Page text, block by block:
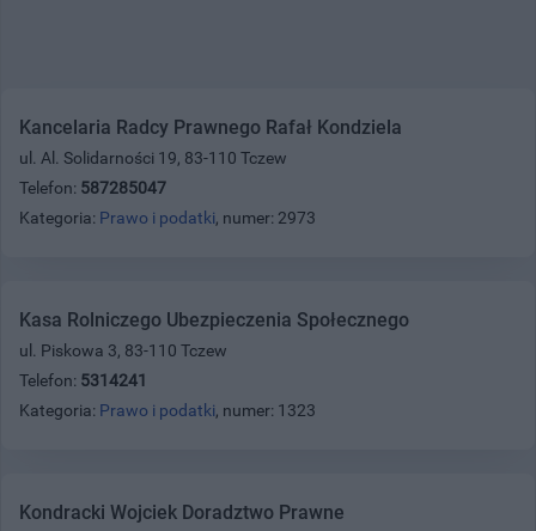
Kancelaria Radcy Prawnego Rafał Kondziela
ul. Al. Solidarności 19, 83-110 Tczew
Telefon: 587285047
Kategoria: Prawo i podatki, numer: 2973
Kasa Rolniczego Ubezpieczenia Społecznego
ul. Piskowa 3, 83-110 Tczew
Telefon: 5314241
Kategoria: Prawo i podatki, numer: 1323
Kondracki Wojciek Doradztwo Prawne